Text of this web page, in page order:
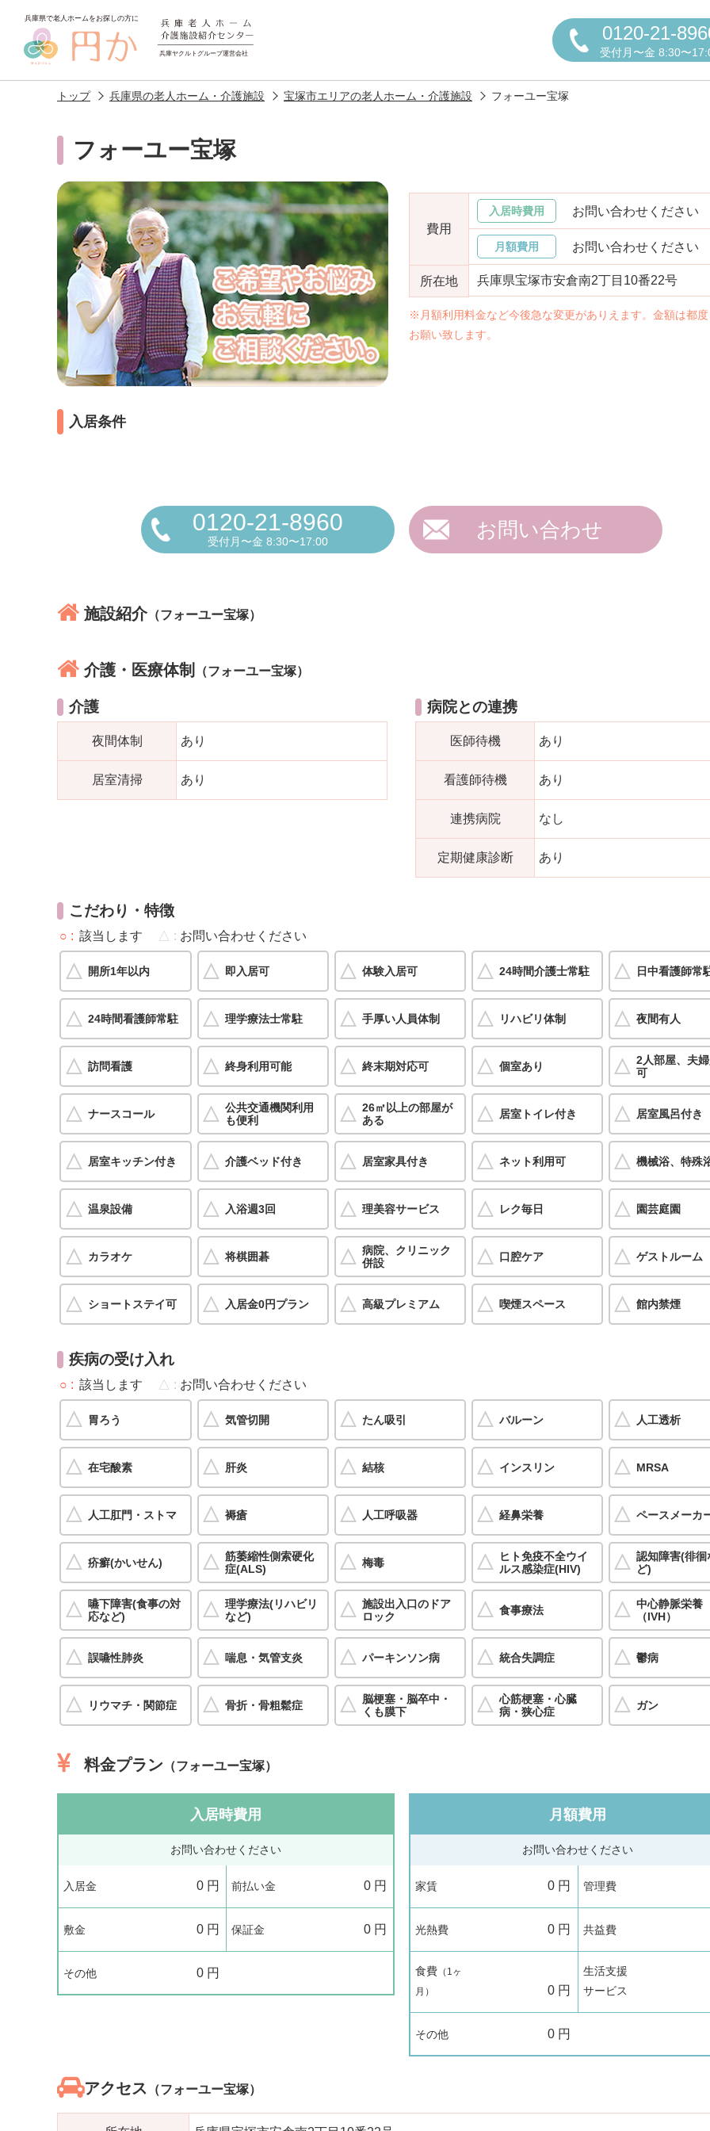
0120-21-
受付月〜金 8:30〜
老人ホームを探す 円かについて
施設選びのポイント 施設をお探しの方へ 老人ホームの種類 よくある
アクセス 相談者様の声
トップ 兵庫県の老人ホーム・介護施設 宝塚市エリアの老人ホーム・介護施設 フォーユー宝塚
フォーユー宝塚
費用
入居時費用 お問い合わせください
月額費用 お問い合わせください
所在地 兵庫県宝塚市安倉南2丁目10番22号
※月額利用料金など今後急な変更がありえます。金額は都
お願い致します。
入居条件
0120-21-8960
受付月〜金 8:30〜17:00 お問い合わせ
施設紹介（フォーユー宝塚）
介護・医療体制 （フォーユー宝塚）
介護
夜間体制 あり
居室清掃 あり
病院との連携
医師待機 あり
看護師待機 あり
連携病院 なし
定期健康診断 あり
こだわり・特徴
○ 該当します △ お問い合わせください
開所1年以内 即入居可 体験入居可 24時間介護士常駐 日中看護師常
24時間看護師常駐 理学療法士常駐 手厚い人員体制 リハビリ体制 夜間有人
訪問看護 終身利用可能 終末期対応可 個室あり
2人部屋、夫
可
ナースコール
公共交通機関利用
も便利
26㎡以上の部屋が
ある
居室トイレ付き 居室風呂付き
居室キッチン付き 介護ベッド付き 居室家具付き ネット利用可 機械浴、特殊
温泉設備 入浴週3回 理美容サービス レク毎日 園芸庭園
カラオケ 将棋囲碁
病院、クリニック
併設
口腔ケア ゲストルーム
ショートステイ可 入居金0円プラン 高級プレミアム 喫煙スペース 館内禁煙
疾病の受け入れ
○ 該当します △ お問い合わせください
胃ろう 気管切開 たん吸引 バルーン 人工透析
在宅酸素 肝炎 結核 インスリン MRSA
人工肛門・ストマ 褥瘡 人工呼吸器 経鼻栄養 ペースメーカ
疥癬(かいせん)
筋萎縮性側索硬化
症(ALS)
梅毒
ヒト免疫不全ウイ
ルス感染症(HIV)
認知障害(徘徊
ど)
嚥下障害(食事の対
応など)
理学療法(リハビリ
など)
施設出入口のドア
ロック
食事療法
中心静脈栄養
（IVH）
誤嚥性肺炎 喘息・気管支炎 パーキンソン病 統合失調症 鬱病
リウマチ・関節症 骨折・骨粗鬆症
脳梗塞・脳卒中・
くも膜下
心筋梗塞・心臓
病・狭心症
ガン
料金プラン （フォーユー宝塚）
入居時費用
お問い合わせください
入居金 0 円 前払い金 0 円
敷金 0 円 保証金 0 円
その他 0 円
月額費用
お問い合わせください
家賃 0 円 管理費
光熱費 0 円 共益費
食費（1ヶ
月） 0 円
生活支援
サービス
その他 0 円
アクセス （フォーユー宝塚）